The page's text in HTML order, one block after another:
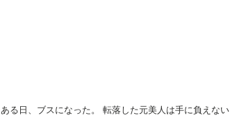
ある日、ブスになった。 転落した元美人は手に負えない